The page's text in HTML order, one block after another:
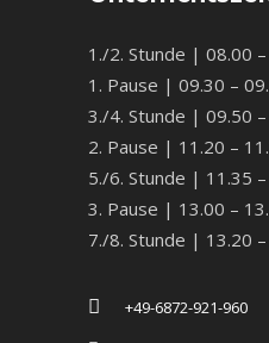
1./2. Stunde | 08.00
1. Pause | 09.30 –
3./4. Stunde | 09.50
2. Pause | 11.20 –
5./6. Stunde | 11.35
3. Pause | 13.00 –
7./8. Stunde | 13.20
+49-6872-921-960